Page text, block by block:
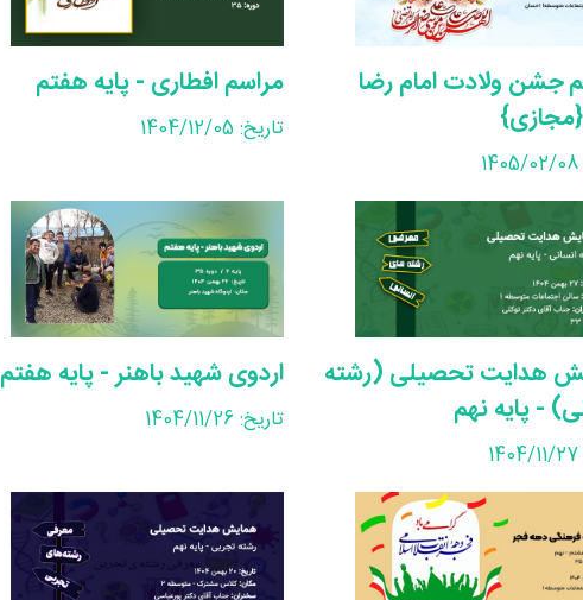
جشن ولادت امام رضا
مراسم افطاری - پایه هفتم
تاریخ: 1404/12/05
هدایت تحصیلی (رشته
- پایه نهم
اردوی شهید باهنر - پایه هفتم
تاریخ: 1404/11/26